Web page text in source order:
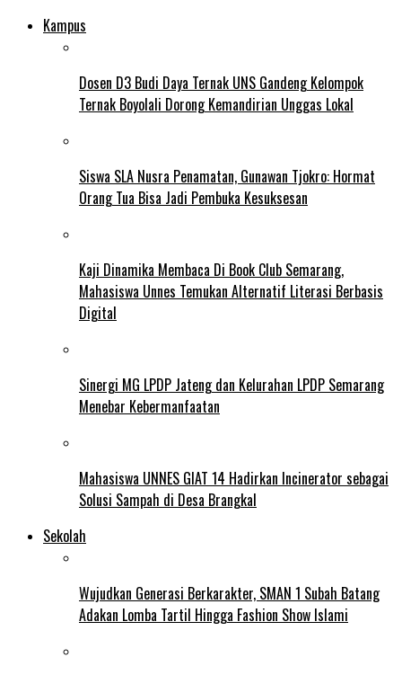
Kampus
Dosen D3 Budi Daya Ternak UNS Gandeng Kelompok
Ternak Boyolali Dorong Kemandirian Unggas Lokal
Siswa SLA Nusra Penamatan, Gunawan Tjokro: Hormat
Orang Tua Bisa Jadi Pembuka Kesuksesan
Kaji Dinamika Membaca Di Book Club Semarang,
Mahasiswa Unnes Temukan Alternatif Literasi Berbasis
Digital
Sinergi MG LPDP Jateng dan Kelurahan LPDP Semarang
Menebar Kebermanfaatan
Mahasiswa UNNES GIAT 14 Hadirkan Incinerator sebagai
Solusi Sampah di Desa Brangkal
Sekolah
Wujudkan Generasi Berkarakter, SMAN 1 Subah Batang
Adakan Lomba Tartil Hingga Fashion Show Islami